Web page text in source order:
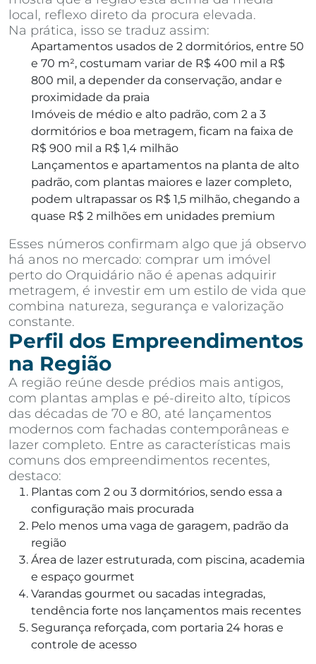
local, reflexo direto da procura elevada.
Na prática, isso se traduz assim:
Apartamentos usados de 2 dormitórios, entre 50
e 70 m², costumam variar de R$ 400 mil a R$
800 mil, a depender da conservação, andar e
proximidade da praia
Imóveis de médio e alto padrão, com 2 a 3
dormitórios e boa metragem, ficam na faixa de
R$ 900 mil a R$ 1,4 milhão
Lançamentos e apartamentos na planta de alto
padrão, com plantas maiores e lazer completo,
podem ultrapassar os R$ 1,5 milhão, chegando a
quase R$ 2 milhões em unidades premium
Esses números confirmam algo que já observo
há anos no mercado: comprar um imóvel
perto do Orquidário não é apenas adquirir
metragem, é investir em um estilo de vida que
combina natureza, segurança e valorização
constante.
Perfil dos Empreendimentos
na Região
A região reúne desde prédios mais antigos,
com plantas amplas e pé-direito alto, típicos
das décadas de 70 e 80, até lançamentos
modernos com fachadas contemporâneas e
lazer completo. Entre as características mais
comuns dos empreendimentos recentes,
destaco:
Plantas com 2 ou 3 dormitórios, sendo essa a
configuração mais procurada
Pelo menos uma vaga de garagem, padrão da
região
Área de lazer estruturada, com piscina, academia
e espaço gourmet
Varandas gourmet ou sacadas integradas,
tendência forte nos lançamentos mais recentes
Segurança reforçada, com portaria 24 horas e
controle de acesso